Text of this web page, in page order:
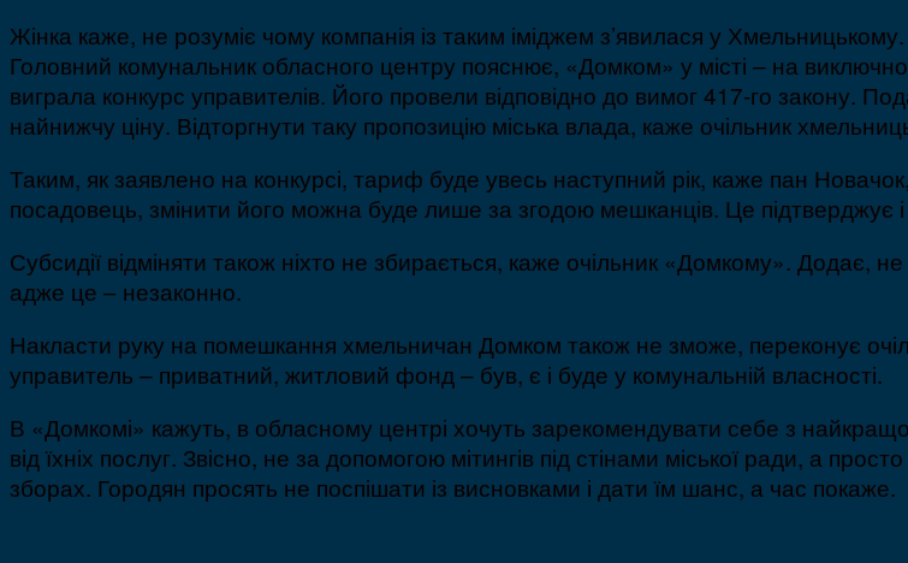
Жінка каже, не розуміє чому компанія із таким іміджем з’явилася у
Головний комунальник обласного центру пояснює, «Домком» у місті – на
виграла конкурс управителів. Його провели відповідно до вимог 417-го закону.
найнижчу ціну. Відторгнути таку пропозицію міська влада, каже очільник
Таким, як заявлено на конкурсі, тариф буде увесь наступний рік, каже пан
посадовець, змінити його можна буде лише за згодою мешканців. Це підтверджує
Субсидії відміняти також ніхто не збирається, каже очільник «Домкому». Додає,
адже це – незаконно.
Накласти руку на помешкання хмельничан Домком також не зможе, переконує
управитель – приватний, житловий фонд – був, є і буде у комунальній власності.
В «Домкомі» кажуть, в обласному центрі хочуть зарекомендувати себе з
від їхніх послуг. Звісно, не за допомогою мітингів під стінами міської ради, а
зборах. Городян просять не поспішати із висновками і дати їм шанс, а час покаже.